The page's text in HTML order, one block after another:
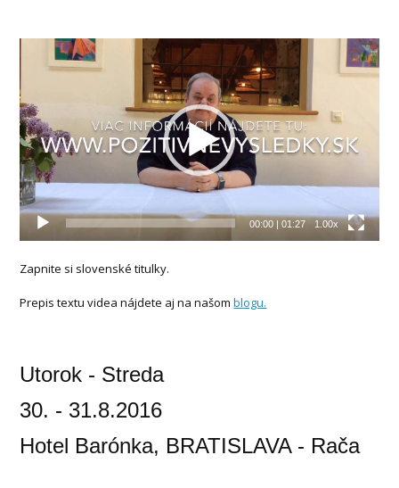
prehrávač
00:00| 01:27 1.00x
Zapnite si slovenské titulky.
Prepis textu videa nájdete aj na našomblogu.
Utorok - Streda
30. - 31.8.2016
Hotel Barónka, BRATISLAVA - Rača